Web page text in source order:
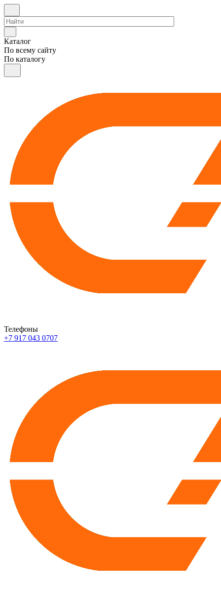
Каталог
По всему сайту
По каталогу
Телефоны
+7 917 043 0707